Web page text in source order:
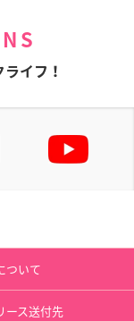
イフ！
ついて
ース送付先